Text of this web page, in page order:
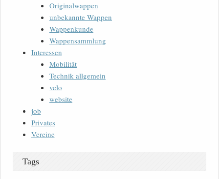
Originalwappen
unbekannte Wappen
Wappenkunde
Wappensammlung
Interessen
Mobilität
Technik allgemein
velo
website
job
Privates
Vereine
Tags